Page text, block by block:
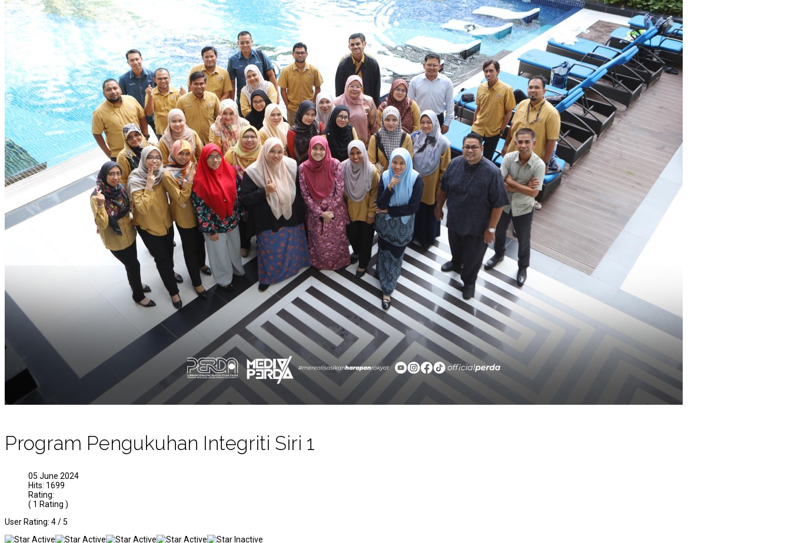
Program Pengukuhan Integriti Siri 1
05 June 2024
Hits: 1699
Rating:
( 1 Rating )
User Rating: 4/5